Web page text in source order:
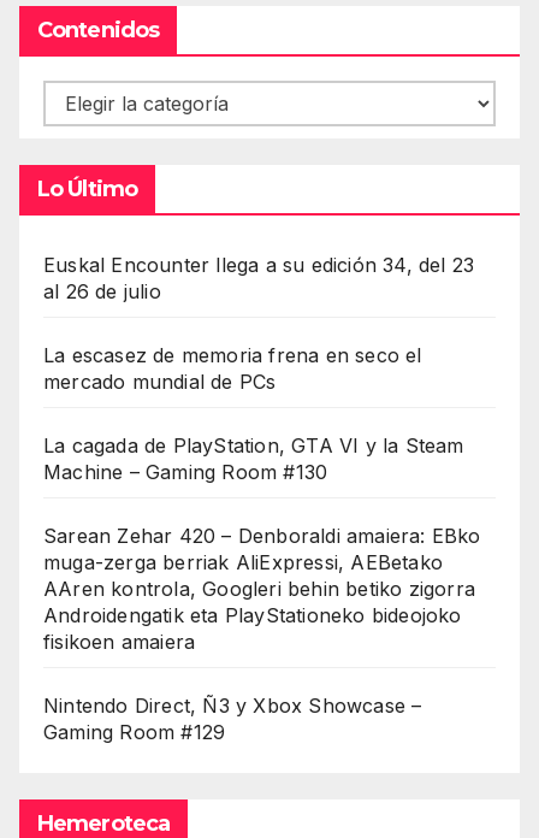
Contenidos
Contenidos
Lo Último
Euskal Encounter llega a su edición 34, del 23
al 26 de julio
La escasez de memoria frena en seco el
mercado mundial de PCs
La cagada de PlayStation, GTA VI y la Steam
Machine – Gaming Room #130
Sarean Zehar 420 – Denboraldi amaiera: EBko
muga-zerga berriak AliExpressi, AEBetako
AAren kontrola, Googleri behin betiko zigorra
Androidengatik eta PlayStationeko bideojoko
fisikoen amaiera
Nintendo Direct, Ñ3 y Xbox Showcase –
Gaming Room #129
Hemeroteca